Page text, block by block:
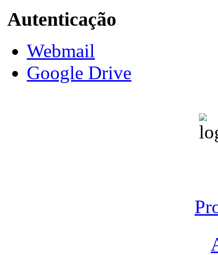
Autenticação
Webmail
Google Drive